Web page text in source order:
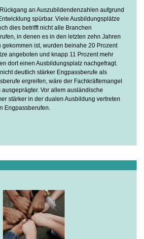
an Auszubildendenzahlen aufgrund
spürbar. Viele Ausbildungsplätze
dies betrifft nicht alle Branchen
in denen es in den letzten zehn Jahren
gekommen ist, wurden beinahe 20 Prozent
angeboten und knapp 11 Prozent mehr
dort einen Ausbildungsplatz nachgefragt.
deutlich stärker Engpassberufe als
ergreifen, wäre der Fachkräftemangel
ausgeprägter. Vor allem ausländische
stärker in der dualen Ausbildung vertreten
Engpassberufen.